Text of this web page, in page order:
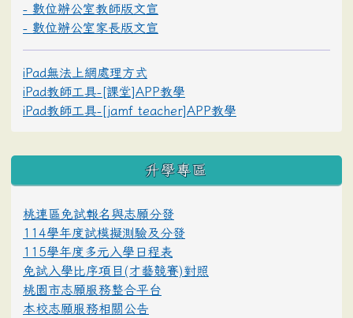
- 數位辦公室教師版文宣
- 數位辦公室家長版文宣
iPad無法上網處理方式
iPad教師工具-[課堂]APP教學
iPad教師工具-[jamf teacher]APP教學
升學專區
桃連區免試報名與志願分發
114學年度試模擬測驗及分發
115學年度多元入學日程表
免試入學比序項目(才藝競賽)對照
桃園市志願服務整合平台
本校志願服務相關公告